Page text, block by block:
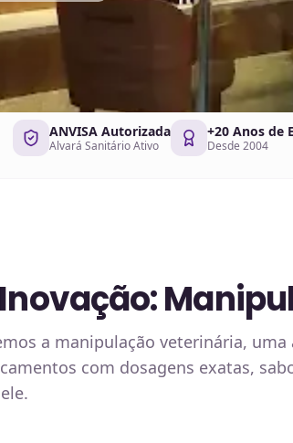
ANVISA Autorizada
Alvará Sanitário Ativo
+20 Anos de
Desde 2004
a manipulação veterinária,
com dosagens exatas,